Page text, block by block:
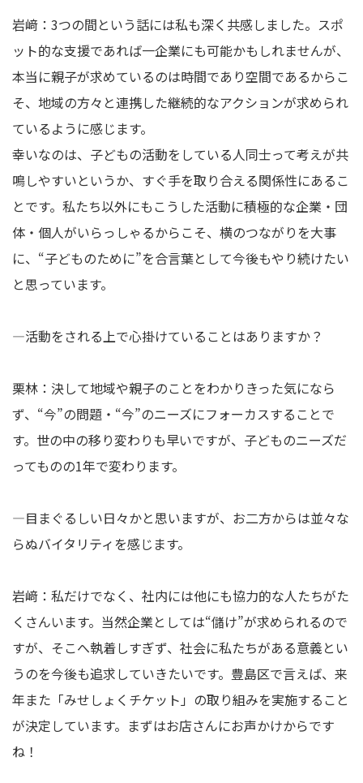
岩﨑：3つの間という話には私も深く共感しました。スポ
ット的な支援であれば一企業にも可能かもしれませんが、
本当に親子が求めているのは時間であり空間であるからこ
そ、地域の方々と連携した継続的なアクションが求められ
ているように感じます。
幸いなのは、子どもの活動をしている人同士って考えが共
鳴しやすいというか、すぐ手を取り合える関係性にあるこ
とです。私たち以外にもこうした活動に積極的な企業・団
体・個人がいらっしゃるからこそ、横のつながりを大事
に、“子どものために”を合言葉として今後もやり続けたい
と思っています。
―活動をされる上で心掛けていることはありますか？
栗林：決して地域や親子のことをわかりきった気になら
ず、“今”の問題・“今”のニーズにフォーカスすることで
す。世の中の移り変わりも早いですが、子どものニーズだ
ってものの1年で変わります。
―目まぐるしい日々かと思いますが、お二方からは並々な
らぬバイタリティを感じます。
岩﨑：私だけでなく、社内には他にも協力的な人たちがた
くさんいます。当然企業としては“儲け”が求められるので
すが、そこへ執着しすぎず、社会に私たちがある意義とい
うのを今後も追求していきたいです。豊島区で言えば、来
年また「みせしょくチケット」の取り組みを実施すること
が決定しています。まずはお店さんにお声かけからです
ね！